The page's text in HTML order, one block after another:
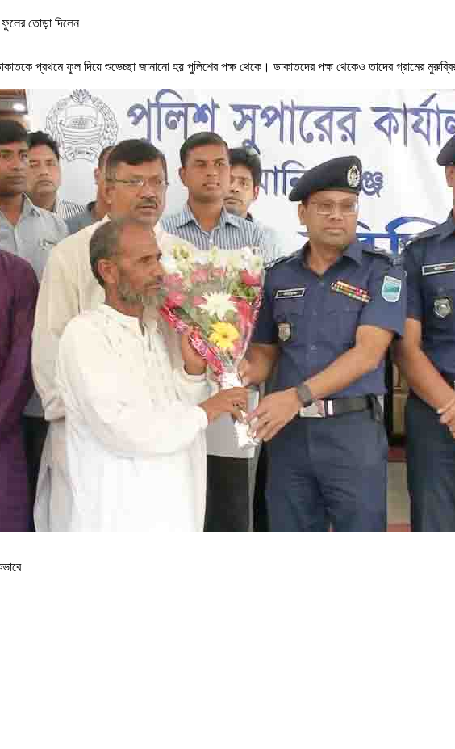
ফুলের তোড়া দিলেন
প্রথমে ফুল দিয়ে শুভেচ্ছা জানানো হয় পুলিশের পক্ষ থেকে। ডাকাতদের পক্ষ থেকেও তাদের গ্রামের